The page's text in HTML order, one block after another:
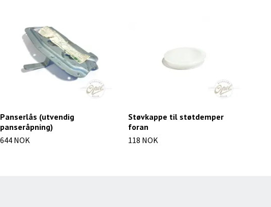
Panserlås (utvendig
panseråpning)
644 NOK
Støvkappe til støtdemper
foran
118 NOK